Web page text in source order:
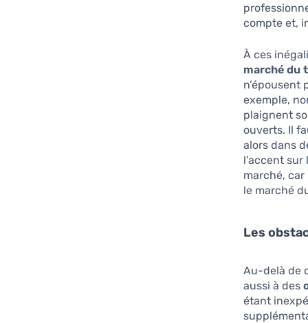
compte et,
À ces
marché du
n’épousent
exemple,
plaignent
ouverts. Il
alors dans
l’accent
marché,
le marché
Les
Au-delà de
aussi à des
étant